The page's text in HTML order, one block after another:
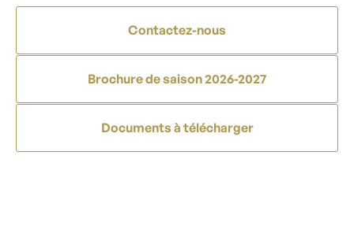
Contactez-nous
Brochure de saison 2026-2027
Documents à télécharger